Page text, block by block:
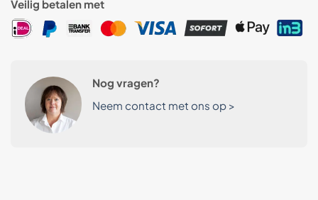
Veilig betalen met
Nog vragen?
Neem contact met ons op >